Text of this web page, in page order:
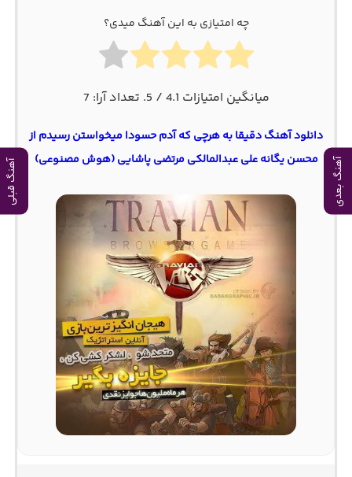
آهنگ بعدی آهنگ قبلی
چه امتیازی به این آهنگ میدی؟
میانگین امتیازات 4.1 / 5. تعداد آرا: 7
دانلود آهنگ دقیقا به هرچی که آدم حسودا میخواستن رسیدم از
محسن یگانه علی عبدالمالکی مرتضی پاشایی (هوش مصنوعی)